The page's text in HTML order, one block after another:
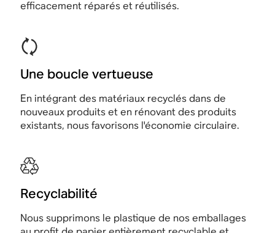
efficacement réparés et réutilisés.
Une boucle vertueuse
En intégrant des matériaux recyclés dans de
nouveaux produits et en rénovant des produits
existants, nous favorisons l'économie circulaire.
Recyclabilité
Nous supprimons le plastique de nos emballages